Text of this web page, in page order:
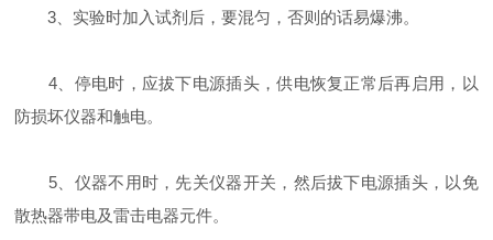
3、实验时加入试剂后，要混匀，否则的话易爆沸。
4、停电时，应拔下电源插头，供电恢复正常后再启用，以
防损坏仪器和触电。
5、仪器不用时，先关仪器开关，然后拔下电源插头，以免
散热器带电及雷击电器元件。